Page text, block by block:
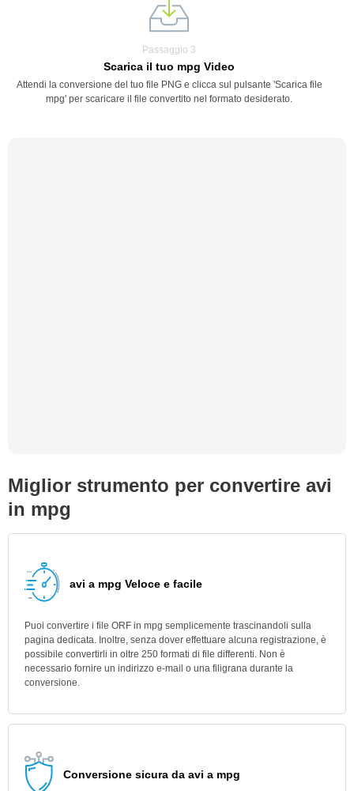
Passaggio 3
Scarica il tuo mpg Video
Attendi la conversione del tuo file PNG e clicca sul pulsante 'Scarica file
mpg' per scaricare il file convertito nel formato desiderato.
Miglior strumento per convertire avi
in mpg
avi a mpg Veloce e facile
Puoi convertire i file ORF in mpg semplicemente trascinandoli sulla
pagina dedicata. Inoltre, senza dover effettuare alcuna registrazione, è
possibile convertirli in oltre 250 formati di file differenti. Non è
necessario fornire un indirizzo e-mail o una filigrana durante la
conversione.
Conversione sicura da avi a mpg